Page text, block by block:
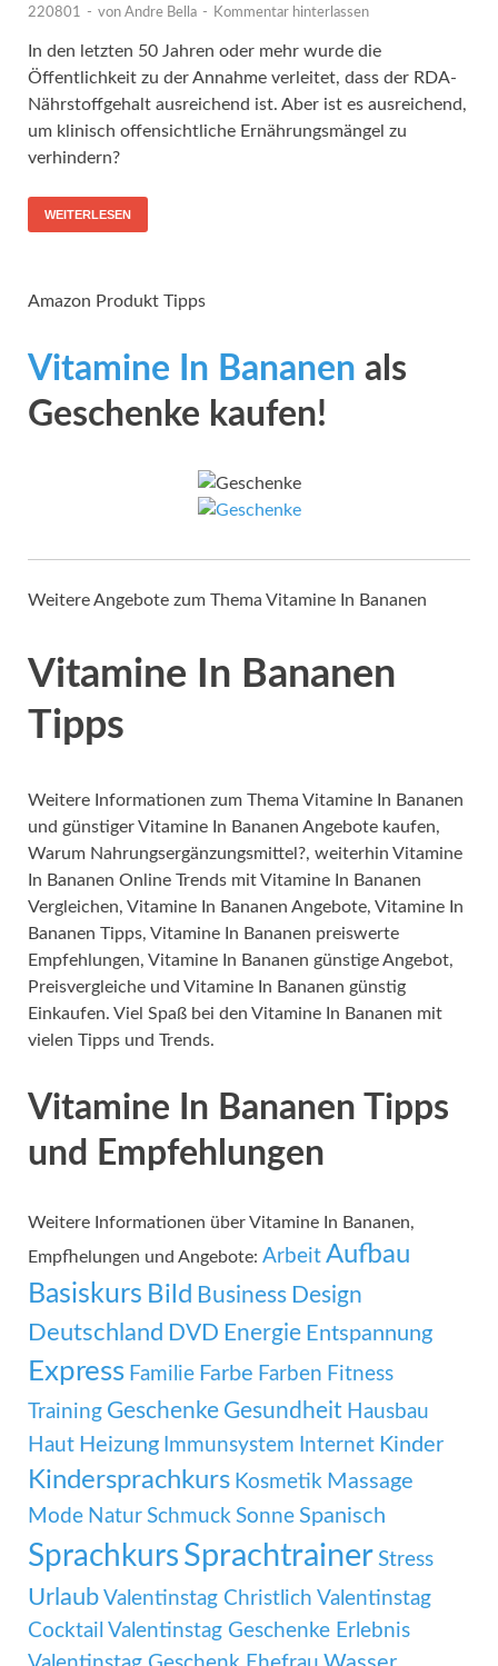
220801 - von Andre Bella - Kommentar hinterlassen
In den letzten 50 Jahren oder mehr wurde die
Öffentlichkeit zu der Annahme verleitet, dass der RDA-
Nährstoffgehalt ausreichend ist. Aber ist es ausreichend,
um klinisch offensichtliche Ernährungsmängel zu
verhindern?
WEITERLESEN
Amazon Produkt Tipps
Vitamine In Bananen als
Geschenke kaufen!
Weitere Angebote zum Thema Vitamine In Bananen
Vitamine In Bananen
Tipps
Weitere Informationen zum Thema Vitamine In Bananen
und günstiger Vitamine In Bananen Angebote kaufen,
Warum Nahrungsergänzungsmittel?, weiterhin Vitamine
In Bananen Online Trends mit Vitamine In Bananen
Vergleichen, Vitamine In Bananen Angebote, Vitamine In
Bananen Tipps, Vitamine In Bananen preiswerte
Empfehlungen, Vitamine In Bananen günstige Angebot,
Preisvergleiche und Vitamine In Bananen günstig
Einkaufen. Viel Spaß bei den Vitamine In Bananen mit
vielen Tipps und Trends.
Vitamine In Bananen Tipps
und Empfehlungen
Weitere Informationen über Vitamine In Bananen,
Empfhelungen und Angebote: Arbeit Aufbau
Basiskurs Bild Business Design
Deutschland DVD Energie Entspannung
Express Familie Farbe Farben Fitness
Training Geschenke Gesundheit Hausbau
Haut Heizung Immunsystem Internet Kinder
Kindersprachkurs Kosmetik Massage
Mode Natur Schmuck Sonne Spanisch
Sprachkurs Sprachtrainer Stress
Urlaub Valentinstag Christlich Valentinstag
Cocktail Valentinstag Geschenke Erlebnis